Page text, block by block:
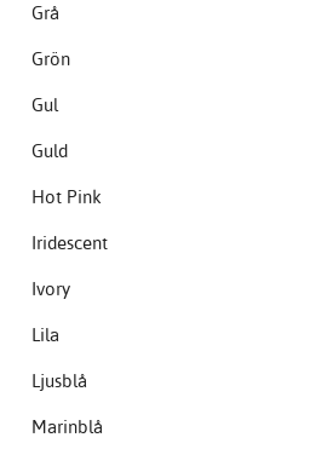
Grå
Grön
Gul
Guld
Hot Pink
Iridescent
Ivory
Lila
Ljusblå
Marinblå